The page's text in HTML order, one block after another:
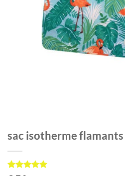
sac isotherme flamants